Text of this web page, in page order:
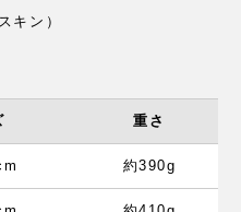
キン）
重さ
約390g